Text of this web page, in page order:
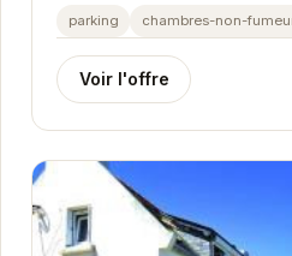
plage, vous pourrez profiter
parking chambres-non-
Voir l'offre